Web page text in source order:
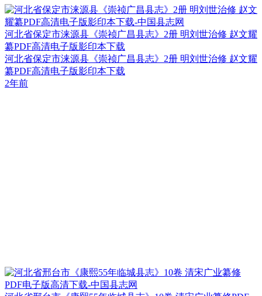
河北省保定市涞源县《崇祯广昌县志》2册 明刘世治修 赵文耀
纂PDF高清电子版影印本下载
河北省保定市涞源县《崇祯广昌县志》2册 明刘世治修 赵文耀
纂PDF高清电子版影印本下载
2年前